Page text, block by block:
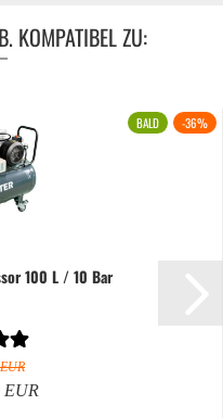
KOMPATIBEL ZU:
BALD -36%
100 L / 10 Bar
EUR